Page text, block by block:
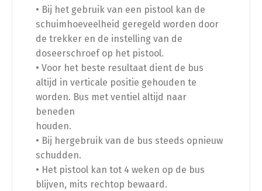
• Bij het gebruik van een pistool kan de
schuimhoeveelheid geregeld worden door
de trekker en de instelling van de
doseerschroef op het pistool.
• Voor het beste resultaat dient de bus
altijd in verticale positie gehouden te
worden. Bus met ventiel altijd naar
beneden
houden.
• Bij hergebruik van de bus steeds opnieuw
schudden.
• Het pistool kan tot 4 weken op de bus
blijven, mits rechtop bewaard.